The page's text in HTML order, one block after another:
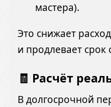
мастера).
Это снижает
и продлевает срок
🧾 Расчёт
В долгосрочной